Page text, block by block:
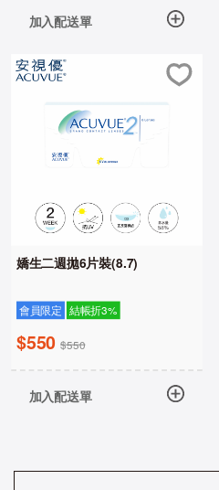
加入配送單
嬌生二週拋6片裝(8.7)
會員限定 結帳折3%
$550 $550
加入配送單